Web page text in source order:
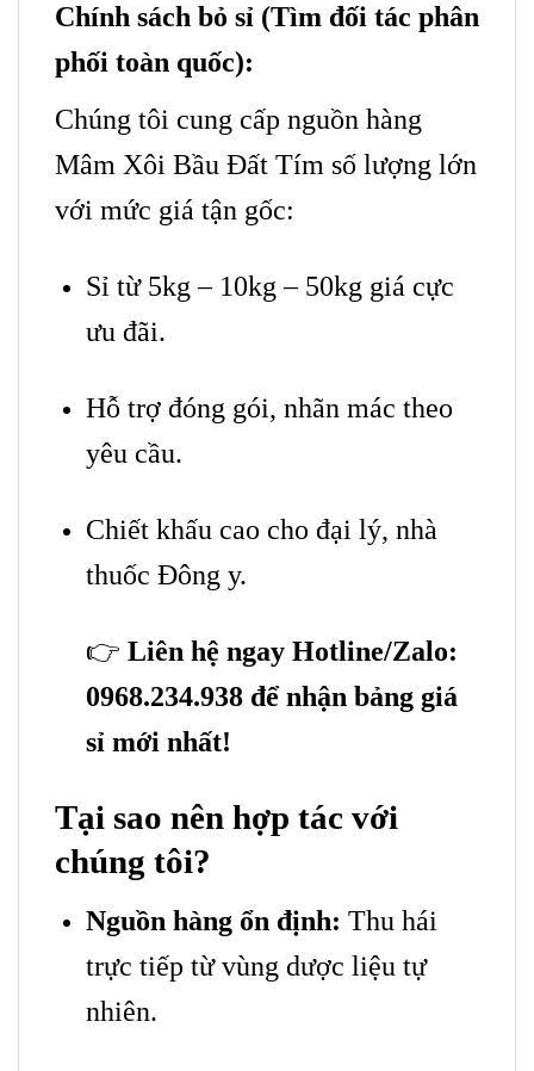
Chính sách bỏ sỉ (Tìm đối tác phân
phối toàn quốc):
Chúng tôi cung cấp nguồn hàng
Mâm Xôi Bầu Đất Tím số lượng lớn
với mức giá tận gốc:
Sỉ từ 5kg – 10kg – 50kg giá cực
ưu đãi.
Hỗ trợ đóng gói, nhãn mác theo
yêu cầu.
Chiết khấu cao cho đại lý, nhà
thuốc Đông y.
👉 Liên hệ ngay Hotline/Zalo:
0968.234.938 để nhận bảng giá
sỉ mới nhất!
Tại sao nên hợp tác với
chúng tôi?
Nguồn hàng ổn định: Thu hái
trực tiếp từ vùng dược liệu tự
nhiên.